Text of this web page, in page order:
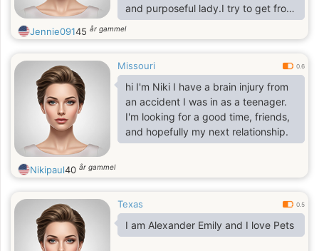
and purposeful lady.I try to get from
life everything positive and nice,
because it is very important for me
romantic so much, because I`m one
of the most romantic woman. I`ll be
passionate with one person who`ll
find right way to my heart and soul. I
am joyful, I am passionate and I am
real. I am a person who enjoys
Jennie09145 år gammel
Missouri 0.6
hi I'm Niki I have a brain injury from
an accident I was in as a teenager.
I'm looking for a good time, friends,
and hopefully my next relationship.
Nikipaul40 år gammel
Texas 0.5
I am Alexander Emily and I love Pets